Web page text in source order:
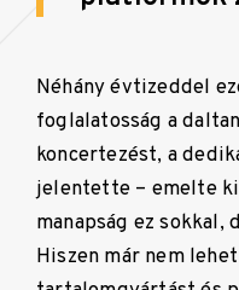
Néhány évtizeddel
foglalatosság a
koncertezést, a
jelentette – emelte
manapság ez sokkal,
Hiszen már nem